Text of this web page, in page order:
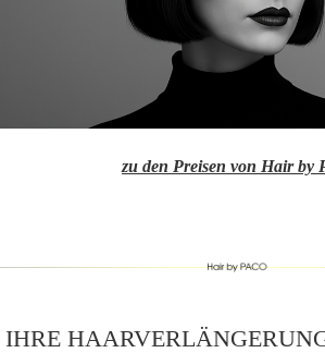
zu den Preisen von Hair by
IHRE